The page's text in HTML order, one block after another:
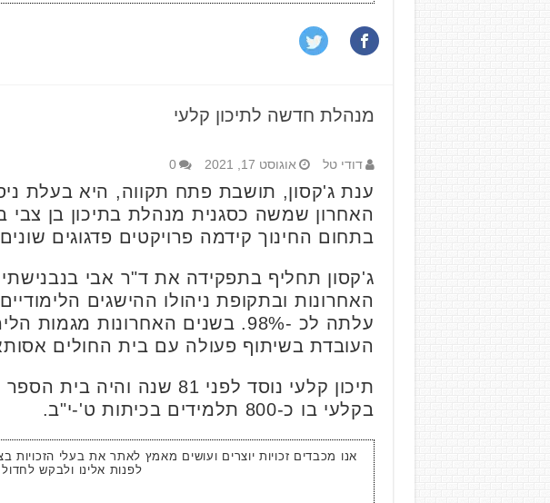
מנהלת חדשה לתיכון קלעי
דודי טל אוגוסט 17, 2021 0
ענת ג'קסון, תושבת פתח תקווה, היא בעלת
בתחום החינוך קידמה פרויקטים פדגוגים שונים וניהלה
ג'קסון תחליף בתפקידה את ד"ר אבי
האחרונות ובתקופת ניהולו ההישגים
עלתה לכ -98%. בשנים האחרונות
העובדת בשיתוף פעולה עם בית החולים
תיכון קלעי נוסד לפני 81
בקלעי בו כ-800 תלמידים בכיתות ט'-י"ב.
אנו מכבדים זכויות יוצרים ועושים מאמץ לאתר את בעלי הזכויות
לפנות אלינו ולבקש